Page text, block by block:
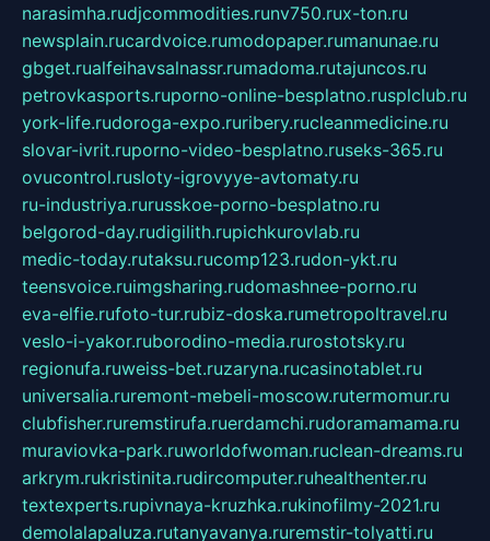
narasimha.rudjcommodities.runv750.rux-ton.ru
newsplain.rucardvoice.rumodopaper.rumanunae.ru
gbget.rualfeihavsalnassr.rumadoma.rutajuncos.ru
petrovkasports.ruporno-online-besplatno.rusplclub.ru
york-life.rudoroga-expo.ruribery.rucleanmedicine.ru
slovar-ivrit.ruporno-video-besplatno.ruseks-365.ru
ovucontrol.rusloty-igrovyye-avtomaty.ru
ru-industriya.rurusskoe-porno-besplatno.ru
belgorod-day.rudigilith.rupichkurovlab.ru
medic-today.rutaksu.rucomp123.rudon-ykt.ru
teensvoice.ruimgsharing.rudomashnee-porno.ru
eva-elfie.rufoto-tur.rubiz-doska.rumetropoltravel.ru
veslo-i-yakor.ruborodino-media.rurostotsky.ru
regionufa.ruweiss-bet.ruzaryna.rucasinotablet.ru
universalia.ruremont-mebeli-moscow.rutermomur.ru
clubfisher.ruremstirufa.ruerdamchi.rudoramamama.ru
muraviovka-park.ruworldofwoman.ruclean-dreams.ru
arkrym.rukristinita.rudircomputer.ruhealthenter.ru
textexperts.rupivnaya-kruzhka.rukinofilmy-2021.ru
demolalapaluza.rutanyavanya.ruremstir-tolyatti.ru